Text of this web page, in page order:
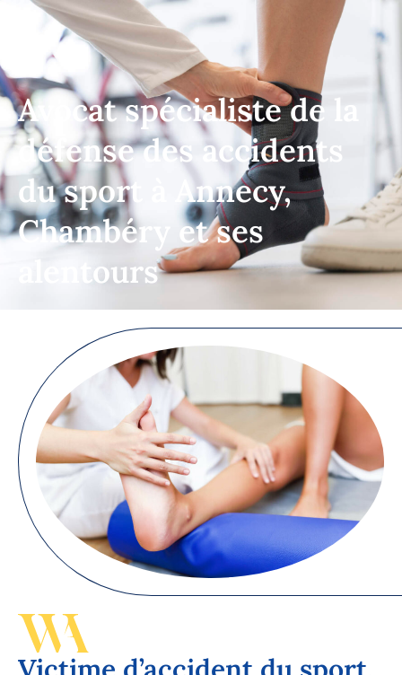
Avocat spécialiste de la
défense des accidents
du sport à Annecy,
Chambéry et ses
alentours